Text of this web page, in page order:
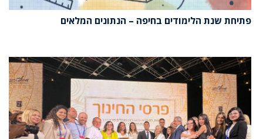
פתיחת שנת הלימודים בחיפה – הנתונים המלאים